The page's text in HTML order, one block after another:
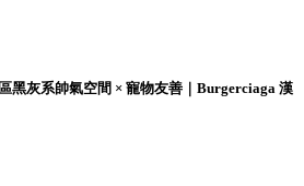
黑灰系帥氣空間 × 寵物友善｜Burgerciaga 漢